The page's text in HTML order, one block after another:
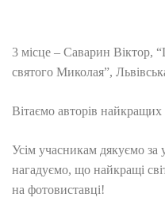
3 місце – Саварин Віктор,
святого Миколая”,
Вітаємо авторів найкращих
Усім учасникам дякуємо за
нагадуємо, що найкращі
на фотовиставці!